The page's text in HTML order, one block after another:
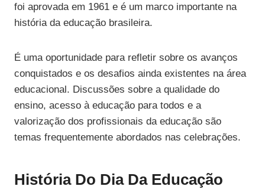
foi aprovada em 1961 e é um marco importante na
história da educação brasileira.
É uma oportunidade para refletir sobre os avanços
conquistados e os desafios ainda existentes na área
educacional. Discussões sobre a qualidade do
ensino, acesso à educação para todos e a
valorização dos profissionais da educação são
temas frequentemente abordados nas celebrações.
História Do Dia Da Educação